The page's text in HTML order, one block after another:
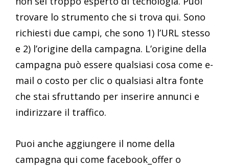
trovare lo strumento che si trova qui. Sono
richiesti due campi, che sono 1) l’URL stesso
e 2) l’origine della campagna. L’origine della
campagna può essere qualsiasi cosa come e-
mail o costo per clic o qualsiasi altra fonte
che stai sfruttando per inserire annunci e
indirizzare il traffico.
Puoi anche aggiungere il nome della
campagna qui come facebook_offer o